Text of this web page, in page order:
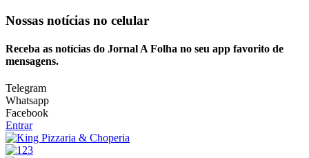
Nossas notícias no celular
Receba as notícias do Jornal A Folha no seu app favorito de
mensagens.
Telegram
Whatsapp
Facebook
Entrar